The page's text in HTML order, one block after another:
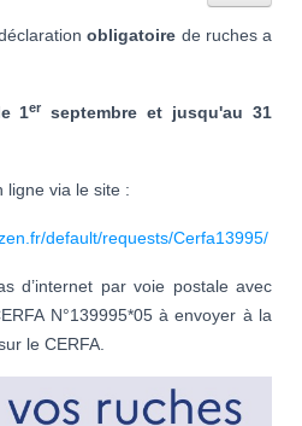
obligatoire de ruches a
1er
septembre et jusqu'au 31
ligne via le site :
default/requests/Cerfa13995/
d’internet par voie postale avec
N°139995*05 à envoyer à la
le CERFA.